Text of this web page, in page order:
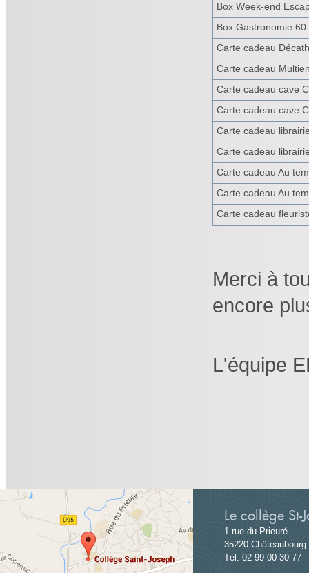
Box Week-end
Box Gastronomie 60
Carte cadeau
Carte cadeau
Carte cadeau cave
Carte cadeau cave
Carte cadeau
Carte cadeau
Carte cadeau Au
Carte cadeau Au
Carte cadeau
Merci à
encore
L'équipe
Le collège St-
1 rue du Prieuré
35220 Châteaubourg
Tél. 02 99 00 30 77